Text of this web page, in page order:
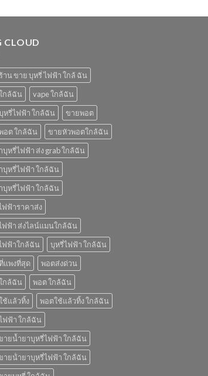
CLOUD
าน ขาย บุหรี่ ไฟฟ้า ใกล้ ฉัน
กล้ฉัน
vape ใกล้ฉัน
หรี่ไฟฟ้า ใกล้ฉัน
ขายพอต
อต ใกล้ฉัน
ขายหัวพอตใกล้ฉัน
บุหรี่ไฟฟ้า ส่ง grab ใกล้ฉัน
บุหรี่ไฟฟ้า ใกล้ฉัน
บุหรี่ไฟฟ้า ใกล้ฉัน
ฟฟ้าราคาส่ง
ฟฟ้า ส่งไลน์แมนใกล้ฉัน
ฟฟ้าใกล้ฉัน
บุหรี่ไฟฟ้า ใกล้ฉัน
แพงที่สุด
พอตส่งด่วน
กล้ฉัน
พอต ใกล้ฉัน
ช้แล้วทิ้ง
พอตใช้แล้วทิ้ง ใกล้ฉัน
ฟฟ้า ใกล้ฉัน
ายน้ำยาบุหรี่ไฟฟ้า ใกล้ฉัน
ายน้ํายาบุหรี่ไฟฟ้า ใกล้ฉัน